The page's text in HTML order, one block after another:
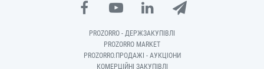
PROZORRO - ДЕРЖЗАКУПІВЛІ
PROZORRO MARKET
PROZORRO.ПРОДАЖІ - АУКЦІОНИ
КОМЕРЦІЙНІ ЗАКУПІВЛІ